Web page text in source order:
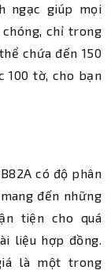
ngạc giúp mọi
chỉ trong
chứa đến 150
100 tờ, cho bạn
có độ phân
đến những
tiện cho quá
liệu hợp đồng.
là một trong